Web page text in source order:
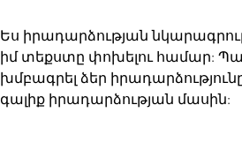
Ես իրադարձության
իմ տեքստը փոխելու համար:
խմբագրել ձեր
գալիք իրադարձության մասին: